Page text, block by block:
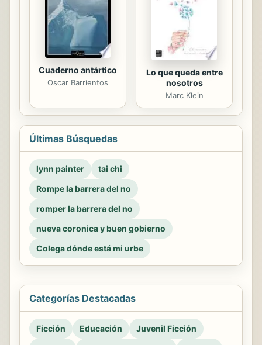
Cuaderno antártico
Oscar Barrientos
Lo que queda entre
nosotros
Marc Klein
Últimas Búsquedas
lynn painter
tai chi
Rompe la barrera del no
romper la barrera del no
nueva coronica y buen gobierno
Colega dónde está mi urbe
Categorías Destacadas
Ficción Educación
Juvenil Ficción